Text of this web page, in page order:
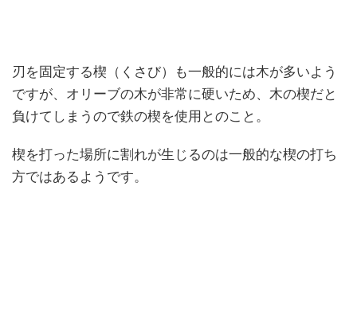
刃を固定する楔（くさび）も一般的には木が多いよう
ですが、オリーブの木が非常に硬いため、木の楔だと
負けてしまうので鉄の楔を使用とのこと。
楔を打った場所に割れが生じるのは一般的な楔の打ち
方ではあるようです。